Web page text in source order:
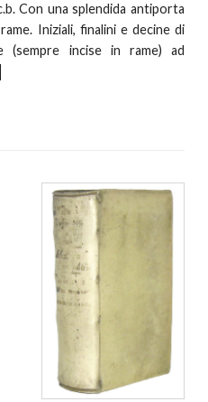
Con una splendida antiporta
Iniziali, finalini e decine di
(sempre incise in rame) ad